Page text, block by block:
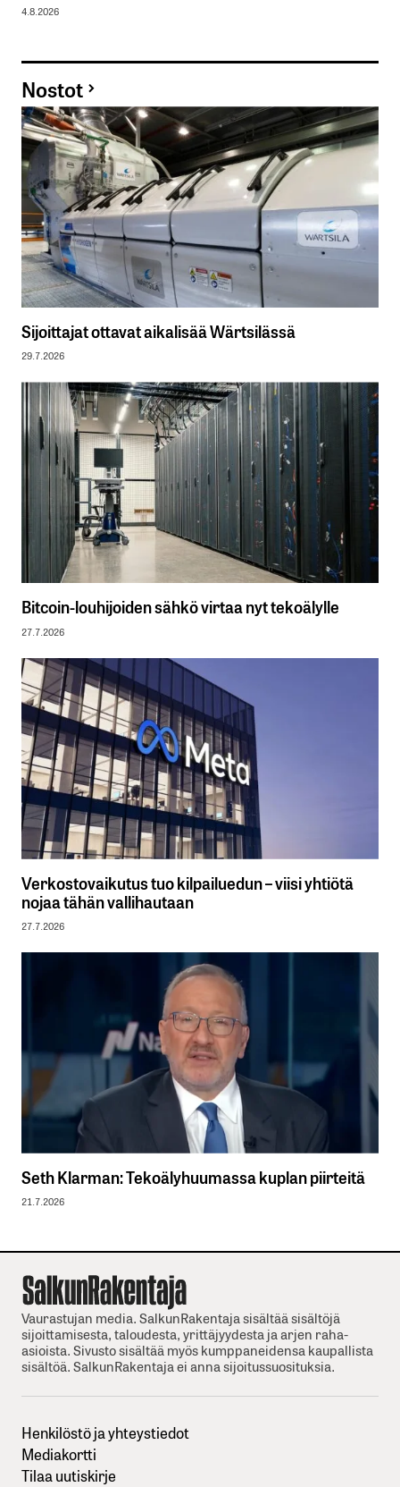
4.8.2026
Nostot
Sijoittajat ottavat aikalisää Wärtsilässä
29.7.2026
Bitcoin-louhijoiden sähkö virtaa nyt tekoälylle
27.7.2026
Verkostovaikutus tuo kilpailuedun – viisi yhtiötä
nojaa tähän vallihautaan
27.7.2026
Seth Klarman: Tekoälyhuumassa kuplan piirteitä
21.7.2026
Vaurastujan media. SalkunRakentaja sisältää sisältöjä
sijoittamisesta, taloudesta, yrittäjyydesta ja arjen raha-
asioista. Sivusto sisältää myös kumppaneidensa kaupallista
sisältöä. SalkunRakentaja ei anna sijoitussuosituksia.
Henkilöstö ja yhteystiedot
Mediakortti
Tilaa uutiskirje